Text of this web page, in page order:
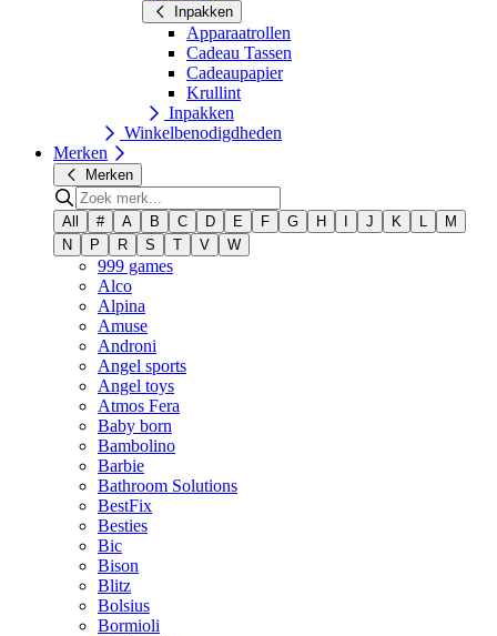
Inpakken
Apparaatrollen
Cadeau Tassen
Cadeaupapier
Krullint
Inpakken
Winkelbenodigdheden
Merken
Merken
All # A B C D E F G H J K L
M
N
P R S T V W
999 games
Alco
Alpina
Amuse
Androni
Angel sports
Angel toys
Atmos Fera
Baby born
Bambolino
Barbie
Bathroom Solutions
BestFix
Besties
Bic
Bison
Blitz
Bolsius
Bormioli